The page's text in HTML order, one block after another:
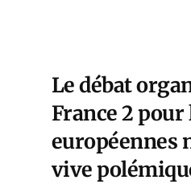
Le débat
France 2
européennes
vive